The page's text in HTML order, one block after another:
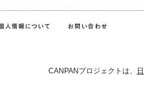
CANPANプロジェクトは、